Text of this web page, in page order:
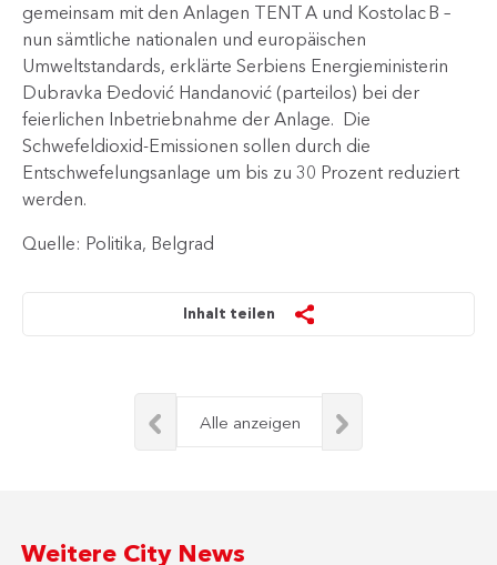
gemeinsam mit den Anlagen TENT A und Kostolac B –
nun sämtliche nationalen und europäischen
Umweltstandards, erklärte Serbiens Energieministerin
Dubravka Đedović Handanović (parteilos) bei der
feierlichen Inbetriebnahme der Anlage. Die
Schwefeldioxid-Emissionen sollen durch die
Entschwefelungsanlage um bis zu 30 Prozent reduziert
werden.
Quelle: Politika, Belgrad
Inhalt teilen
Alle anzeigen
Weitere City News